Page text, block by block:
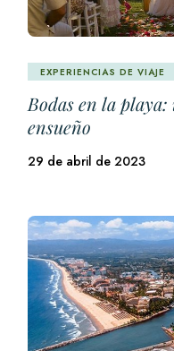
EXPERIENCIAS DE VIAJE
Bodas en la
ensueño
29 de abril de 2023